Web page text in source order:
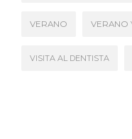
VERANO VERANO
VISITA AL DENTISTA